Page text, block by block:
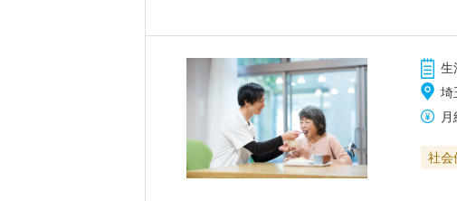
生
埼
月
社会